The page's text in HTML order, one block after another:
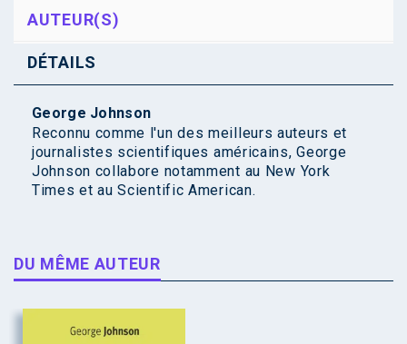
AUTEUR(S)
DÉTAILS
George Johnson
Reconnu comme l'un des meilleurs auteurs et
journalistes scientifiques américains, George
Johnson collabore notamment au New York
Times et au Scientific American.
DU MÊME AUTEUR